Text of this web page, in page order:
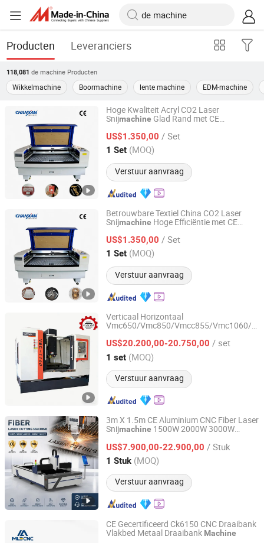
Producten Leveranciers
118,081 de machine Producten
Wikkelmachine Boormachine lente machine EDM-machine
Hoge Kwaliteit Acryl CO2 Laser
Snijmachine Glad Rand met CE
US$1.350,00 / Set
1 Set (MOQ)
Verstuur aanvraag
Chanxan (Changshu) Laser Technology Co., Ltd.
Jiangsu, China Sinds 2026
Betrouwbare Textiel China CO2 Laser
Snijmachine Hoge Efficiëntie met CE
US$1.350,00 / Set
1 Set (MOQ)
Verstuur aanvraag
Chanxan (Changshu) Laser Technology Co., Ltd.
Jiangsu, China Sinds 2026
Verticaal Horizontaal
Vmc650/Vmc850/Vmcc855/Vmc1060/
GSK/Fanuc Siemens
US$20.200,00-20.750,00 / set
1 set (MOQ)
Verstuur aanvraag
Shandong ACR MACHINE TOOL Co., Ltd.
Shandong, China Sinds 2023
3m X 1.5m CE Aluminium CNC Fiber Laser
Snijmachine 1500W 2000W 3000W
voor Koolstofstaal RVS Aluminium Koper
US$7.900,00-22.900,00 / Stuk
1 Stuk (MOQ)
Verstuur aanvraag
Shandong Fast CNC Machinery Co., Ltd
Shandong, China Sinds 2024
CE Gecertificeerd Ck6150 CNC Draaibank
Vlakbed Metaal Draaibank Machine
Shandong Mainland Cnc Equipment Co., Ltd.